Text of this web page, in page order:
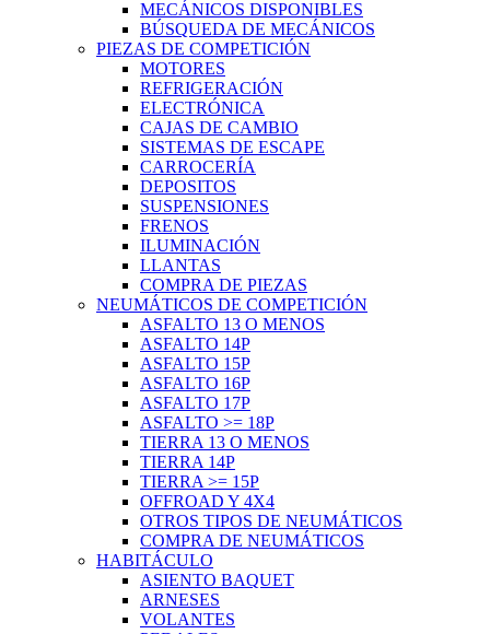
MECÁNICOS DISPONIBLES
BÚSQUEDA DE MECÁNICOS
PIEZAS DE COMPETICIÓN
MOTORES
REFRIGERACIÓN
ELECTRÓNICA
CAJAS DE CAMBIO
SISTEMAS DE ESCAPE
CARROCERÍA
DEPOSITOS
SUSPENSIONES
FRENOS
ILUMINACIÓN
LLANTAS
COMPRA DE PIEZAS
NEUMÁTICOS DE COMPETICIÓN
ASFALTO 13 O MENOS
ASFALTO 14P
ASFALTO 15P
ASFALTO 16P
ASFALTO 17P
ASFALTO >= 18P
TIERRA 13 O MENOS
TIERRA 14P
TIERRA >= 15P
OFFROAD Y 4X4
OTROS TIPOS DE NEUMÁTICOS
COMPRA DE NEUMÁTICOS
HABITÁCULO
ASIENTO BAQUET
ARNESES
VOLANTES